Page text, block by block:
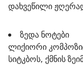
დახვეწილი
ზედა ნოტები
ლიქიორი
სიტკბოს, ქმნის